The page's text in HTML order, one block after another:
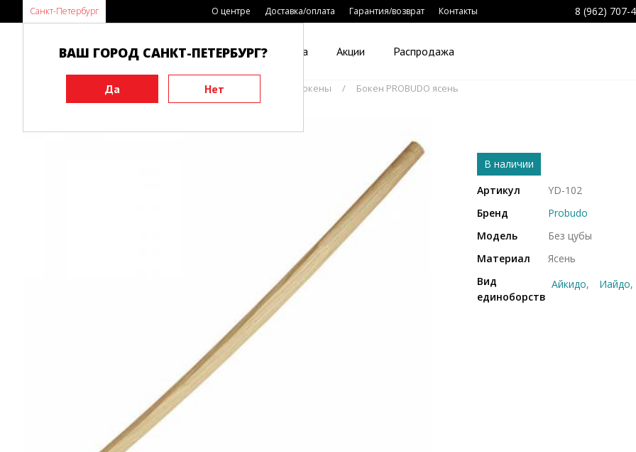
Санкт-Петербург О центре Доставка/оплата Гарантия/возврат Контакты 8 (962) 707-
Каталог Виды спорта Акции Распродажа
ВАШ ГОРОД САНКТ-ПЕТЕРБУРГ?
Инвентарь Тренировочные макеты Бокены Бокен PROBUDO ясень
В наличии
Артикул
YD-102
Бренд
Probudo
Модель
Без цубы
Материал
Ясень
Вид
единоборств
Айкидо Иайдо